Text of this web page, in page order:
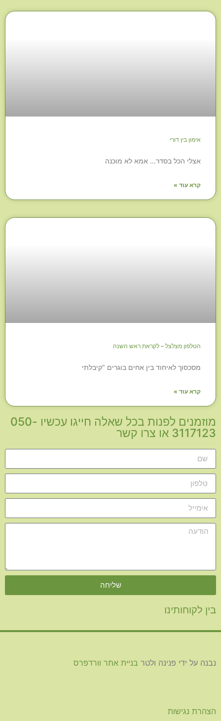
אימון בין דורי
אצלי הכל בסדר… אמא לא מוכנה
קרא עוד »
הטלפון מצלצל – לקראת ראש השנה
מסכסוך לאיחוד בין אחים בוגרים "קיבלתי
קרא עוד »
מוזמנים לפנות בכל שאלה חייגו עכשיו 050-
3117123 או צרו קשר
שליחה
בין לקוחותינו
נבנה על ידי פנינה ולטר בניית אתר וורדפרס
הצהרת נגישות